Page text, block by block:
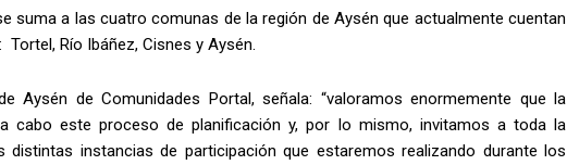
suma a las cuatro comunas de la región de Aysén que actualmente cuentan
Río Ibáñez, Cisnes y Aysén.
Aysén de Comunidades Portal, señala: “valoramos enormemente que la
cabo este proceso de planificación y, por lo mismo, invitamos a toda la
instancias de participación que estaremos realizando durante los